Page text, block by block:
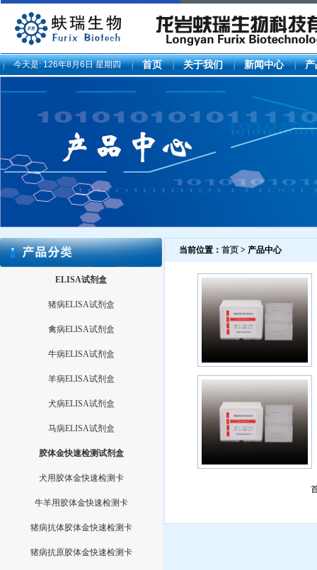
今天是:126年8月6日 星期四 首页 关于我们 新闻中心 产
ELISA试剂盒
猪病ELISA试剂盒
禽病ELISA试剂盒
牛病ELISA试剂盒
羊病ELISA试剂盒
犬病ELISA试剂盒
马病ELISA试剂盒
胶体金快速检测试剂盒
犬用胶体金快速检测卡
牛羊用胶体金快速检测卡
猪病抗体胶体金快速检测卡
猪病抗原胶体金快速检测卡
当前位置： 首页 > 产品中心